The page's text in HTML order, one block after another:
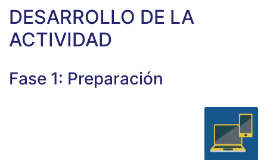
DESARROLLO DE LA
ACTIVIDAD
Fase 1: Preparación